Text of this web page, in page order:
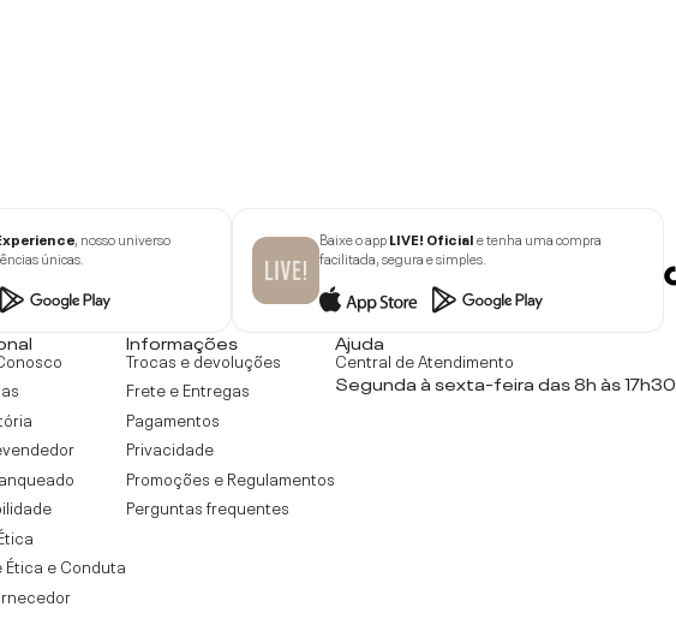
, nosso universo
únicas.
Baixe o appLIVE! Oficiale tenha uma compra
facilitada, segura e simples.
Ética e Conduta
Informações
Trocas e devoluções
Frete e Entregas
Pagamentos
Privacidade
Promoções e Regulamentos
Perguntas frequentes
Ajuda
Central de Atendimento
Segunda à sexta-feira das 8h às 17h30